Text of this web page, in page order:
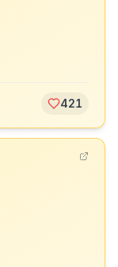
421